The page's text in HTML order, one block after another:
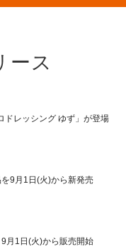
ース
ドレッシング ゆず」が登場
9月1日(火)から新発売
月1日(火)から販売開始